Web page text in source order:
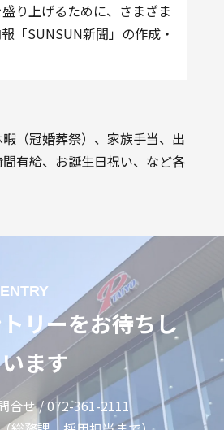
り上げるために、さまざま
「SUNSUN新聞」の作成・
（冠婚葬祭）、家族手当、出
有給、お誕生日祝い、など各
ENTRY
リーをお待ちし
ます
合せ / 072-361-2111